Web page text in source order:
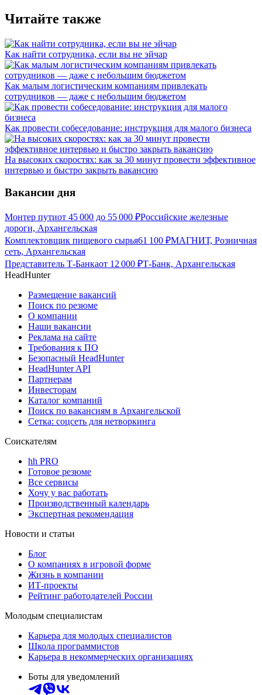
Читайте также
Как найти сотрудника, если вы не эйчар
Как малым логистическим компаниям привлекать
сотрудников — даже с небольшим бюджетом
Как провести собеседование: инструкция для малого бизнеса
На высоких скоростях: как за 30 минут провести эффективное
интервью и быстро закрыть вакансию
Вакансии дня
Монтер путиот 45 000 до 55 000 ₽Российские железные
дороги, Архангельская
Комплектовщик пищевого сырья61 100 ₽МАГНИТ, Розничная
сеть, Архангельская
Представитель Т-Банкаот 12 000 ₽Т-Банк, Архангельская
HeadHunter
Размещение вакансий
Поиск по резюме
О компании
Наши вакансии
Реклама на сайте
Требования к ПО
Безопасный HeadHunter
HeadHunter API
Партнерам
Инвесторам
Каталог компаний
Поиск по вакансиям в Архангельской
Сетка: соцсеть для нетворкинга
Соискателям
hh PRO
Готовое резюме
Все сервисы
Хочу у вас работать
Производственный календарь
Экспертная рекомендация
Новости и статьи
Блог
О компаниях в игровой форме
Жизнь в компании
ИТ-проекты
Рейтинг работодателей России
Молодым специалистам
Карьера для молодых специалистов
Школа программистов
Карьера в некоммерческих организациях
Боты для уведомлений